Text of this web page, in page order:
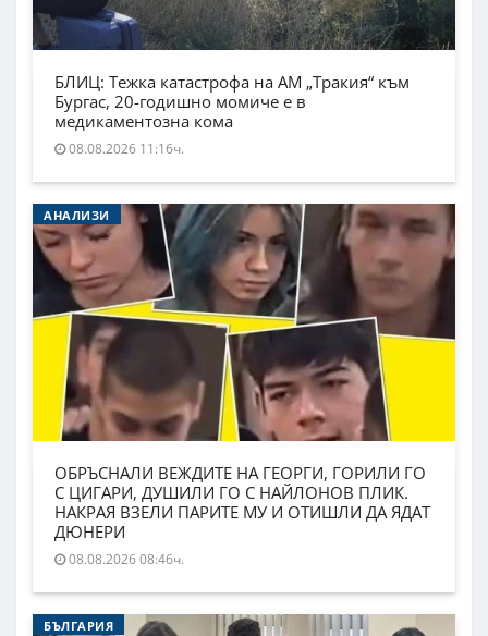
БЛИЦ: Тежка катастрофа на АМ „Тракия“ към
Бургас, 20-годишно момиче е в
медикаментозна кома
08.08.2026 11:16ч.
АНАЛИЗИ
ОБРЪСНАЛИ ВЕЖДИТЕ НА ГЕОРГИ, ГОРИЛИ ГО
С ЦИГАРИ, ДУШИЛИ ГО С НАЙЛОНОВ ПЛИК.
НАКРАЯ ВЗЕЛИ ПАРИТЕ МУ И ОТИШЛИ ДА ЯДАТ
ДЮНЕРИ
08.08.2026 08:46ч.
БЪЛГАРИЯ